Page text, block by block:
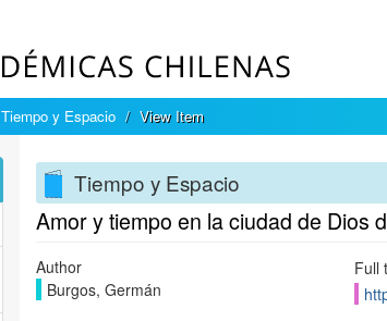
Tiempo y Espacio View Item
Tiempo y Espacio
Amor y tiempo en la ciudad de Dios
Author
Burgos, Germán
Full